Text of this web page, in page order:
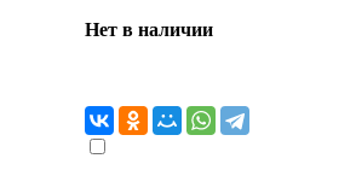
Нет в наличии